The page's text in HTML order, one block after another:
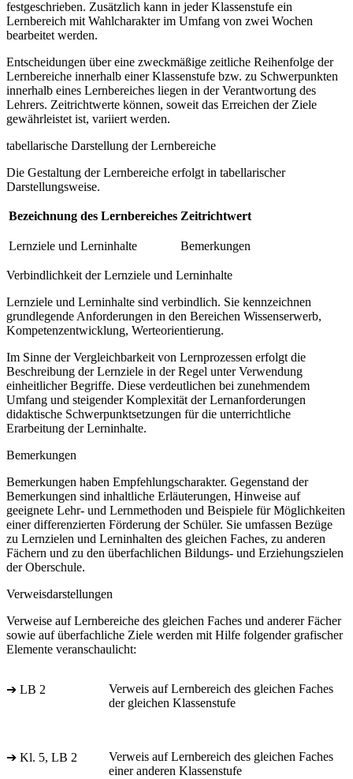
festgeschrieben. Zusätzlich kann in jeder Klassenstufe ein
Lernbereich mit Wahlcharakter im Umfang von zwei Wochen
bearbeitet werden.
Entscheidungen über eine zweckmäßige zeitliche Reihenfolge der
Lernbereiche innerhalb einer Klassenstufe bzw. zu Schwerpunkten
innerhalb eines Lernbereiches liegen in der Verantwortung des
Lehrers. Zeitrichtwerte können, soweit das Erreichen der Ziele
gewährleistet ist, variiert werden.
tabellarische Darstellung der Lernbereiche
Die Gestaltung der Lernbereiche erfolgt in tabellarischer
Darstellungsweise.
Bezeichnung des Lernbereiches Zeitrichtwert
Lernziele und Lerninhalte Bemerkungen
Verbindlichkeit der Lernziele und Lerninhalte
Lernziele und Lerninhalte sind verbindlich. Sie kennzeichnen
grundlegende Anforderungen in den Bereichen Wissenserwerb,
Kompetenzentwicklung, Werteorientierung.
Im Sinne der Vergleichbarkeit von Lernprozessen erfolgt die
Beschreibung der Lernziele in der Regel unter Verwendung
einheitlicher Begriffe. Diese verdeutlichen bei zunehmendem
Umfang und steigender Komplexität der Lernanforderungen
didaktische Schwerpunktsetzungen für die unterrichtliche
Erarbeitung der Lerninhalte.
Bemerkungen
Bemerkungen haben Empfehlungscharakter. Gegenstand der
Bemerkungen sind inhaltliche Erläuterungen, Hinweise auf
geeignete Lehr- und Lernmethoden und Beispiele für Möglichkeiten
einer differenzierten Förderung der Schüler. Sie umfassen Bezüge
zu Lernzielen und Lerninhalten des gleichen Faches, zu anderen
Fächern und zu den überfachlichen Bildungs- und Erziehungszielen
der Oberschule.
Verweisdarstellungen
Verweise auf Lernbereiche des gleichen Faches und anderer Fächer
sowie auf überfachliche Ziele werden mit Hilfe folgender grafischer
Elemente veranschaulicht:
➔ LB 2
Verweis auf Lernbereich des gleichen Faches
der gleichen Klassenstufe
➔ Kl. 5, LB 2
Verweis auf Lernbereich des gleichen Faches
einer anderen Klassenstufe